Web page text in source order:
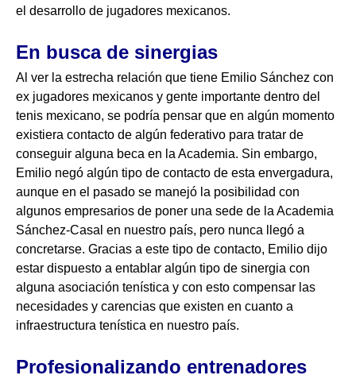
el desarrollo de jugadores mexicanos.
En busca de sinergias
Al ver la estrecha relación que tiene Emilio Sánchez con
ex jugadores mexicanos y gente importante dentro del
tenis mexicano, se podría pensar que en algún momento
existiera contacto de algún federativo para tratar de
conseguir alguna beca en la Academia. Sin embargo,
Emilio negó algún tipo de contacto de esta envergadura,
aunque en el pasado se manejó la posibilidad con
algunos empresarios de poner una sede de la Academia
Sánchez-Casal en nuestro país, pero nunca llegó a
concretarse. Gracias a este tipo de contacto, Emilio dijo
estar dispuesto a entablar algún tipo de sinergia con
alguna asociación tenística y con esto compensar las
necesidades y carencias que existen en cuanto a
infraestructura tenística en nuestro país.
Profesionalizando entrenadores